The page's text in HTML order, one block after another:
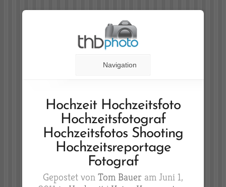
Navigation
Hochzeit Hochzeitsfoto
Hochzeitsfotograf
Hochzeitsfotos Shooting
Hochzeitsreportage
Fotograf
Gepostet von Tom Bauer am Juni 1,